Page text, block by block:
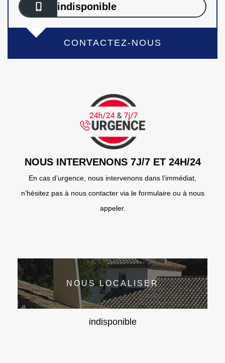
indisponible
CONTACTEZ-NOUS
NOUS INTERVENONS 7J/7 ET 24H/24
En cas d’urgence, nous intervenons dans l’immédiat,
n’hésitez pas à nous contacter via le formulaire ou à nous
appeler.
NOUS LOCALISER
indisponible